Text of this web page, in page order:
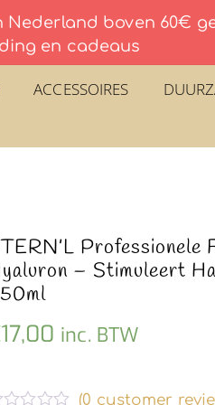
Nederland boven 60€
en cadeaus
ACCESSOIRES
Professionele
– Stimuleert
17,00 inc. BTW
(0 customer